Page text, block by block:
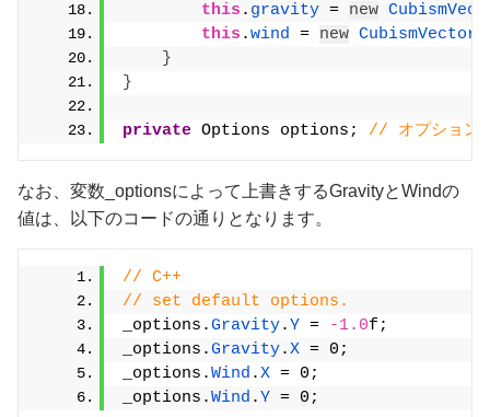
this . gravity = new
this .wind = new CubismVector2
}
}
private Options options; // オプション
なお、変数_optionsによって上書きするGravityとWindの
値は、以下のコードの通りとなります。
// C++
// set default options.
_options.Gravity.Y = -1.0f;
_options.Gravity.X = 0;
_options.Wind .X = 0;
_options.Wind .Y = 0;